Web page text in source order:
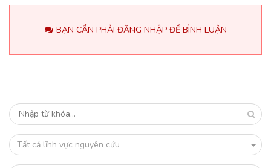
BẠN CẦN PHẢI ĐĂNG NHẬP ĐỂ BÌNH LUẬN
Tất cả lĩnh vực nguyên cứu